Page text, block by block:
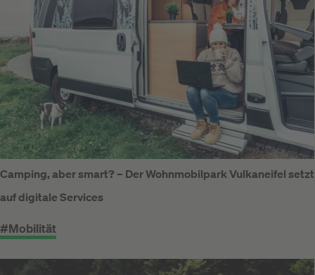
Camping, aber smart? – Der Wohnmobilpark Vulkaneifel setzt
auf digitale Services
#Mobilität